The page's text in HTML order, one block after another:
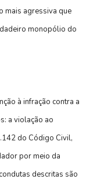
mais agressiva que
monopólio do
à infração contra a
a violação ao
do Código Civil,
por meio da
descritas são